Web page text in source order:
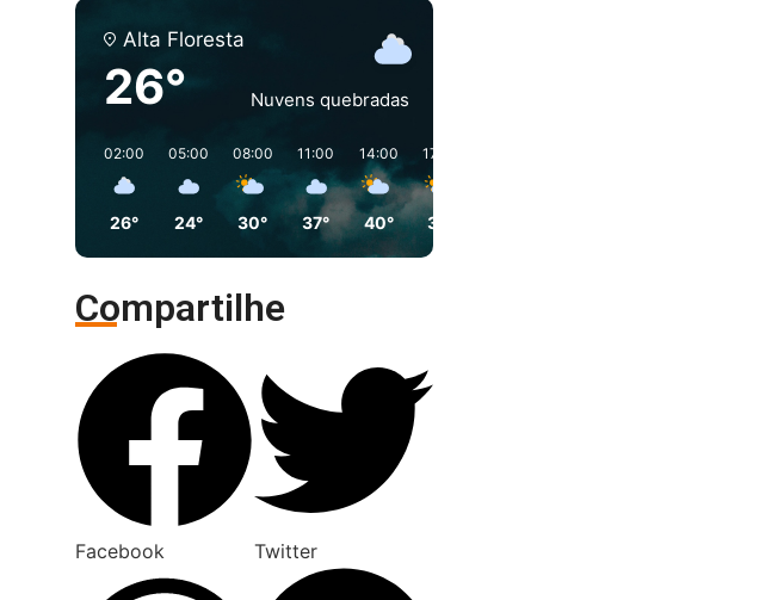
Alta Floresta
26° Nuvens quebradas
02:00
26°
05:00
24°
08:00
30°
11:00
37°
14:00
40°
17:00
37°
Compartilhe
Facebook Twitter